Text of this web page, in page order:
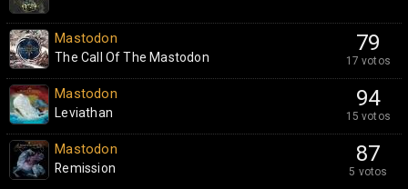
79
17 votos
Mastodon
The Call Of The Mastodon
94
15 votos
Mastodon
Leviathan
87
5 votos
Mastodon
Remission